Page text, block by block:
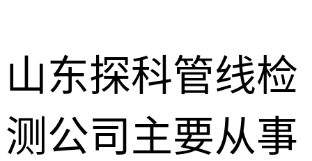
山东探科管线检
测公司主要从事
地下暗管漏